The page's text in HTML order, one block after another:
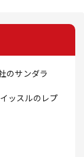
のサンダラ
ッスルのレプ